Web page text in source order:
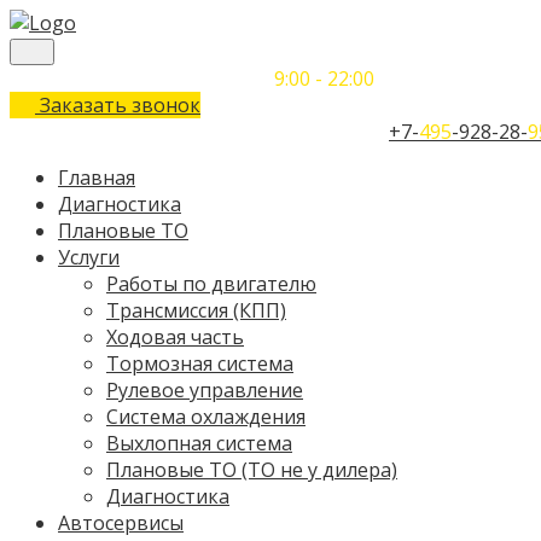
9:00 - 22:00
Заказать звонок
+7-495-928-28-
Главная
Диагностика
Плановые ТО
Услуги
Работы по двигателю
Трансмиссия (КПП)
Ходовая часть
Тормозная система
Рулевое управление
Система охлаждения
Выхлопная система
Плановые ТО (ТО не у дилера)
Диагностика
Автосервисы